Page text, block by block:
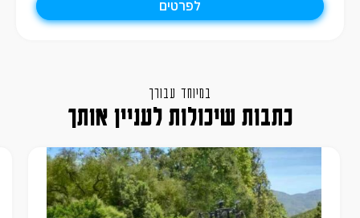
לפרטים
במיוחד עבורך
כתבות שיכולות לעניין אותך